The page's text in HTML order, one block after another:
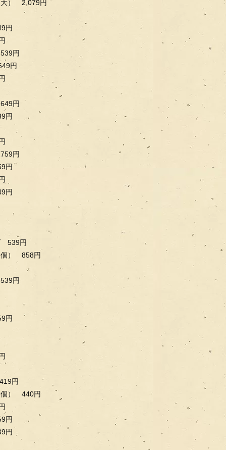
大） 2,079円
円
円
円
円
円
円
円
円
539円
個） 858円
円
円
円
個） 440円
円
円